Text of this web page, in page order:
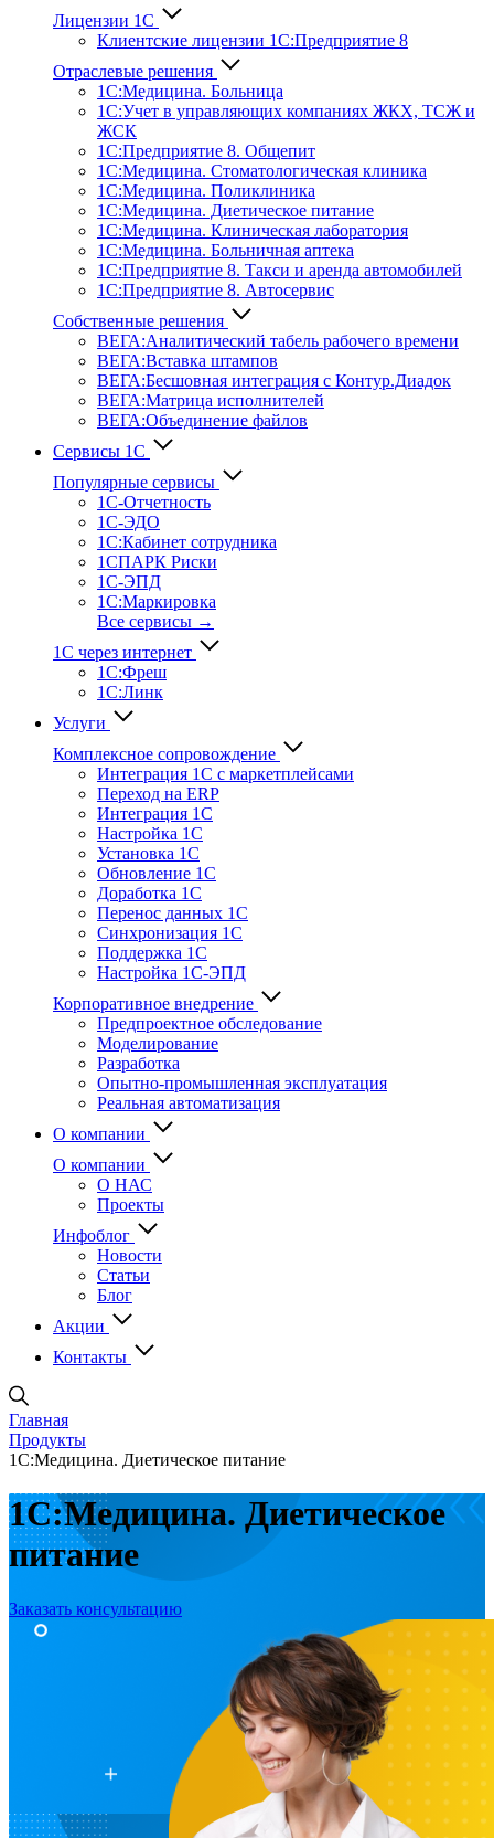
Лицензии 1С
Клиентские лицензии 1С:Предприятие 8
Отраслевые решения
1С:Медицина. Больница
1C:Учет в управляющих компаниях ЖКХ, ТСЖ и
ЖСК
1С:Предприятие 8. Общепит
1С:Медицина. Стоматологическая клиника
1С:Медицина. Поликлиника
1С:Медицина. Диетическое питание
1С:Медицина. Клиническая лаборатория
1С:Медицина. Больничная аптека
1С:Предприятие 8. Такси и аренда автомобилей
1С:Предприятие 8. Автосервис
Собственные решения
ВЕГА:Аналитичес­кий табель рабочего времени
ВЕГА:Вставка штампов
ВЕГА:Бесшовная интеграция с Контур.Диадок
ВЕГА:Матрица исполнителей
ВЕГА:Объединение файлов
Сервисы 1С
Популярные сервисы
1С-Отчет­ность
1С-ЭДО
1С:Кабинет сотрудника
1СПАРК Риски
1С-ЭПД
1С:Маркировка
Все сервисы →
1С через интернет
1С:Фреш
1С:Линк
Услуги
Комплексное сопровождение
Интеграция 1С с маркетплейсами
Переход на ERP
Интеграция 1С
Настройка 1С
Установка 1С
Обновление 1С
Доработка 1С
Перенос данных 1С
Синхронизация 1С
Поддержка 1С
Настройка 1С-ЭПД
Корпоративное внедрение
Предпроектное обследование
Моделирование
Разработка
Опытно-промышленная эксплуатация
Реальная автоматизация
О компании
О компании
О НАС
Проекты
Инфоблог
Новости
Статьи
Блог
Акции
Контакты
Главная
Продукты
1С:Медицина. Диетическое питание
1С:Медицина. Диетическое
питание
Заказать консультацию